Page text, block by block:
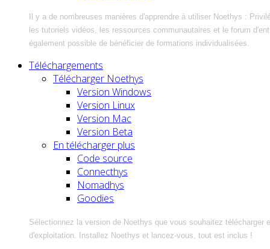
Il y a de nombreuses manières d'apprendre à utiliser Noethys :
les tutoriels vidéos, les ressources communautaires et le forum
également possible de bénéficier de formations individualisées.
Téléchargements
Télécharger Noethys
Version Windows
Version Linux
Version Mac
Version Beta
En télécharger plus
Code source
Connecthys
Nomadhys
Goodies
Sélectionnez la version de Noethys que vous souhaitez télécharger
d'exploitation. Installez Noethys et lancez-vous, tout est inclus !